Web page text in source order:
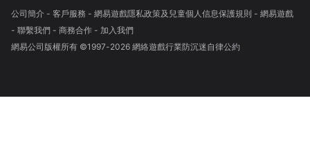
公司簡介- 客戶服務 - 網易遊戲隱私政策及兒童個人信息保護規則 - 網易遊戲
- 聯繫我們- 商務合作- 加入我們
網易公司版權所有 ©1997-2026 網絡遊戲行業防沉迷自律公約